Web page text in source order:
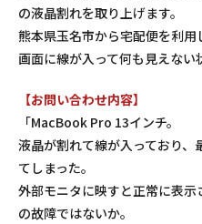
の液晶割れを取り上げます。
熊本県玉名市から宅配便を利
画面に線が入って何も見えない
【お問い合わせ内容】
「MacBook Pro 13インチ。
液晶が割れて線が入っており、
てしまった。
外部モニタに映すと正常に表
の故障ではないか。